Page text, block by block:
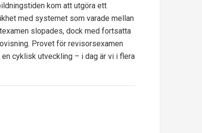
kom att utgöra ett
med systemet som varade mellan
slopades, dock med fortsatta
Provet för revisorsexamen
cyklisk utveckling – i dag är vi i flera